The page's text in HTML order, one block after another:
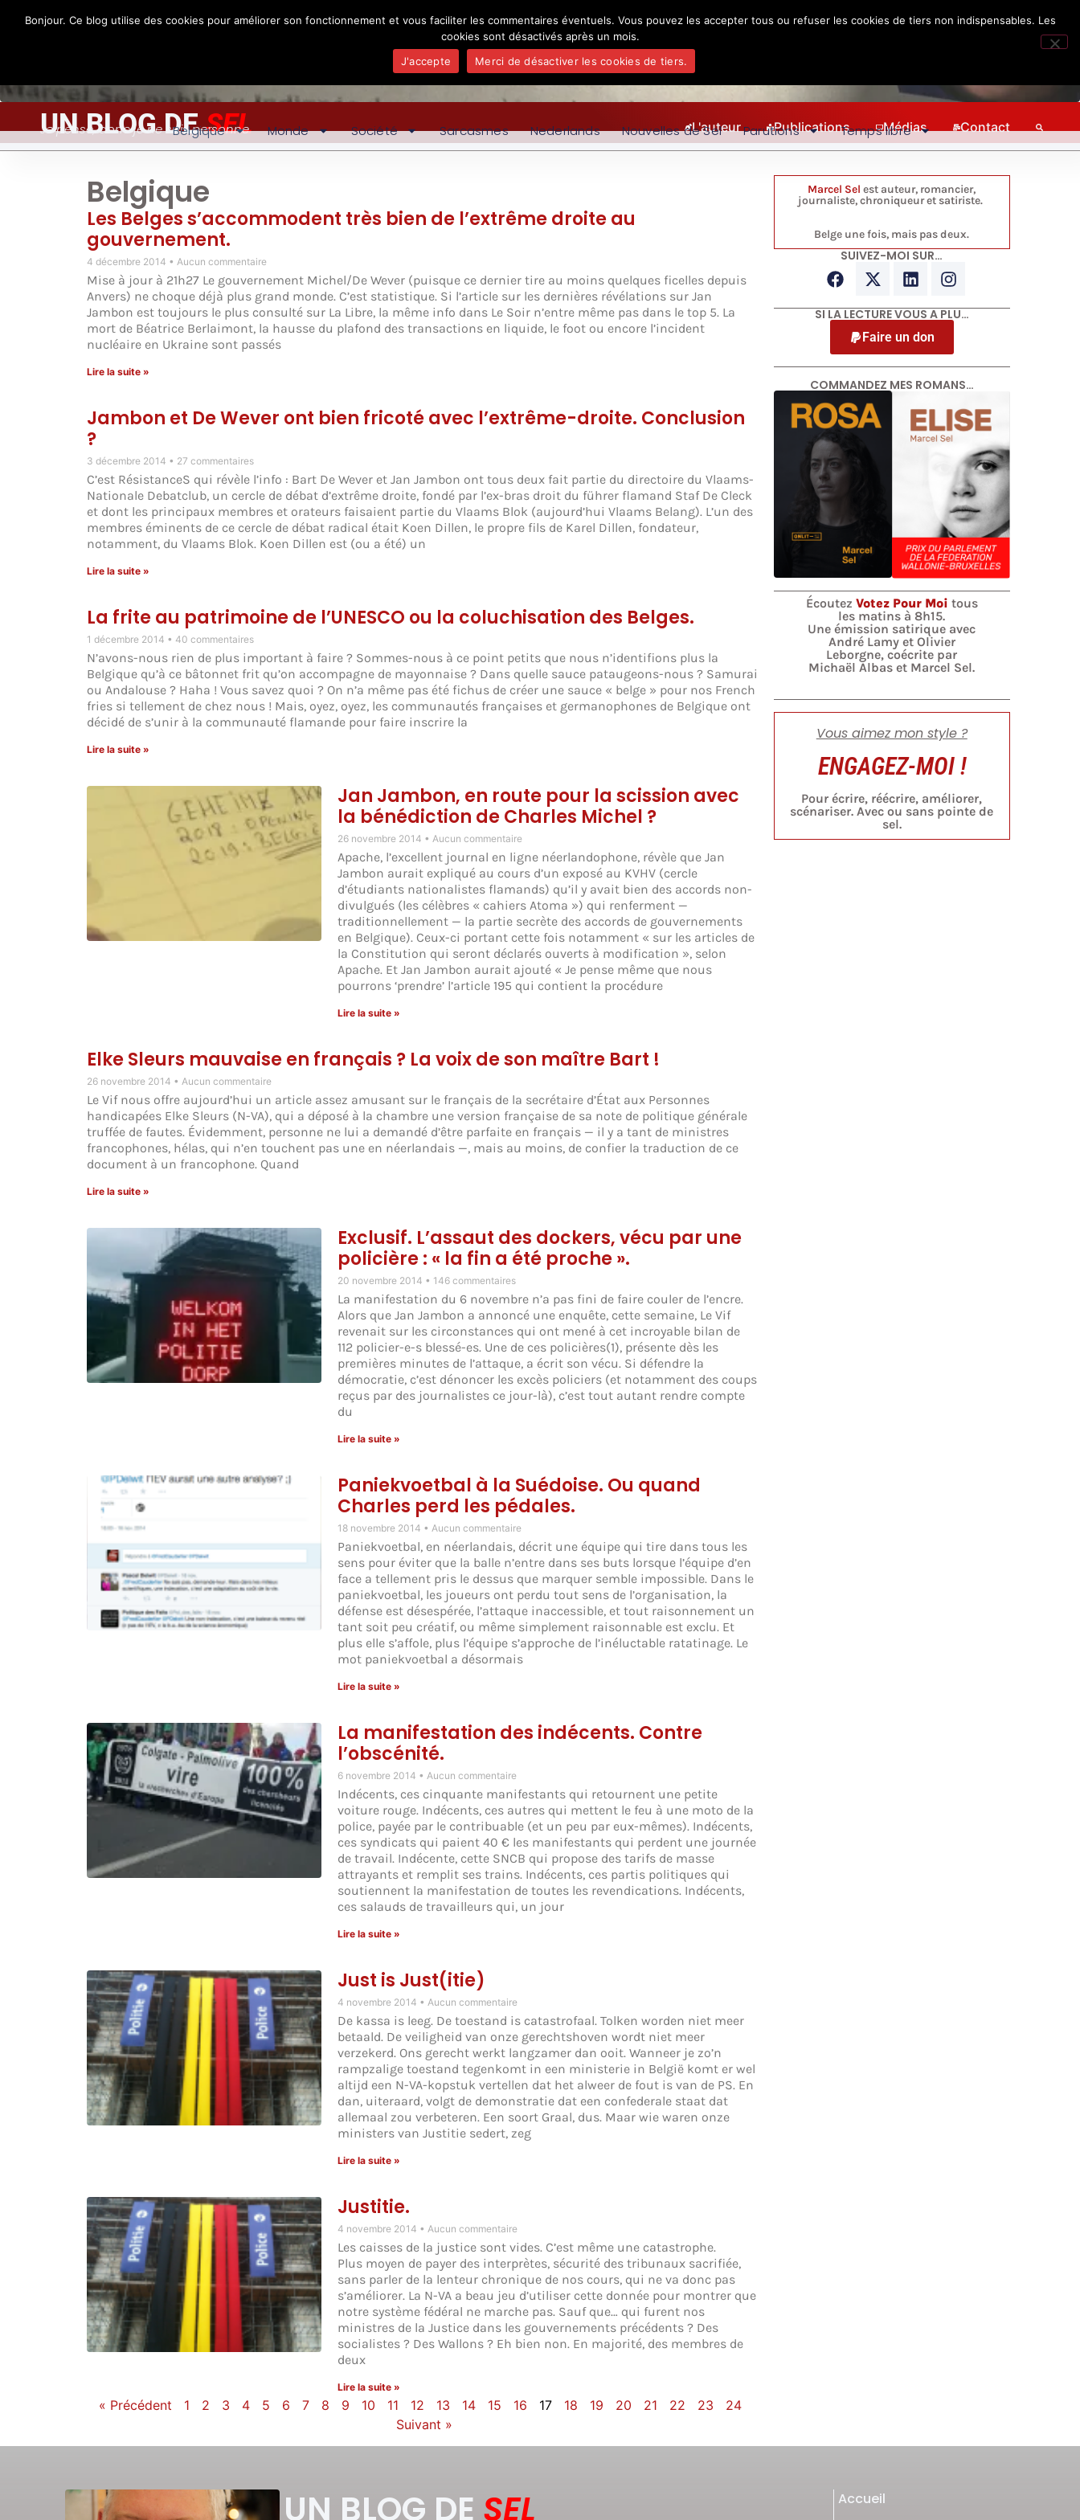
UN BLOG DESEL
Je pense, donc je ne suis personne L'auteur Publications Médias Contact
Belgique Monde Société Sarcasmes Nederlands Nouvelles de Sel Parutions Temps libre
Belgique
Les Belges s’accommodent très bien de l’extrême droite au
gouvernement.
4 décembre 2014 Aucun commentaire
Mise à jour à 21h27 Le gouvernement Michel/De Wever (puisque ce dernier tire au moins quelques ficelles depuis
Anvers) ne choque déjà plus grand monde. C’est statistique. Si l’article sur les dernières révélations sur Jan
Jambon est toujours le plus consulté sur La Libre, la même info dans Le Soir n’entre même pas dans le top 5. La
mort de Béatrice Berlaimont, la hausse du plafond des transactions en liquide, le foot ou encore l’incident
nucléaire en Ukraine sont passés
Lire la suite »
Jambon et De Wever ont bien fricoté avec l’extrême-droite. Conclusion
?
3 décembre 2014 27 commentaires
C’est RésistanceS qui révèle l’info : Bart De Wever et Jan Jambon ont tous deux fait partie du directoire du Vlaams-
Nationale Debatclub, un cercle de débat d’extrême droite, fondé par l’ex-bras droit du führer flamand Staf De Cleck
et dont les principaux membres et orateurs faisaient partie du Vlaams Blok (aujourd’hui Vlaams Belang). L’un des
membres éminents de ce cercle de débat radical était Koen Dillen, le propre fils de Karel Dillen, fondateur,
notamment, du Vlaams Blok. Koen Dillen est (ou a été) un
Lire la suite »
La frite au patrimoine de l’UNESCO ou la coluchisation des Belges.
1 décembre 2014 40 commentaires
N’avons-nous rien de plus important à faire ? Sommes-nous à ce point petits que nous n’identifions plus la
Belgique qu’à ce bâtonnet frit qu’on accompagne de mayonnaise ? Dans quelle sauce pataugeons-nous ? Samurai
ou Andalouse ? Haha ! Vous savez quoi ? On n’a même pas été fichus de créer une sauce « belge » pour nos French
fries si tellement de chez nous ! Mais, oyez, oyez, les communautés françaises et germanophones de Belgique ont
décidé de s’unir à la communauté flamande pour faire inscrire la
Lire la suite »
Jan Jambon, en route pour la scission avec
la bénédiction de Charles Michel ?
26 novembre 2014 Aucun commentaire
Apache, l’excellent journal en ligne néerlandophone, révèle que Jan
Jambon aurait expliqué au cours d’un exposé au KVHV (cercle
d’étudiants nationalistes flamands) qu’il y avait bien des accords non-
divulgués (les célèbres « cahiers Atoma ») qui renferment —
traditionnellement — la partie secrète des accords de gouvernements
en Belgique). Ceux-ci portant cette fois notamment « sur les articles de
la Constitution qui seront déclarés ouverts à modification », selon
Apache. Et Jan Jambon aurait ajouté « Je pense même que nous
pourrons ‘prendre’ l’article 195 qui contient la procédure
Lire la suite »
Elke Sleurs mauvaise en français ? La voix de son maître Bart !
26 novembre 2014 Aucun commentaire
Le Vif nous offre aujourd’hui un article assez amusant sur le français de la secrétaire d’État aux Personnes
handicapées Elke Sleurs (N-VA), qui a déposé à la chambre une version française de sa note de politique générale
truffée de fautes. Évidemment, personne ne lui a demandé d’être parfaite en français — il y a tant de ministres
francophones, hélas, qui n’en touchent pas une en néerlandais —, mais au moins, de confier la traduction de ce
document à un francophone. Quand
Lire la suite »
Exclusif. L’assaut des dockers, vécu par une
policière : « la fin a été proche ».
20 novembre 2014 146 commentaires
La manifestation du 6 novembre n’a pas fini de faire couler de l’encre.
Alors que Jan Jambon a annoncé une enquête, cette semaine, Le Vif
revenait sur les circonstances qui ont mené à cet incroyable bilan de
112 policier-e-s blessé-es. Une de ces policières(1), présente dès les
premières minutes de l’attaque, a écrit son vécu. Si défendre la
démocratie, c’est dénoncer les excès policiers (et notamment des coups
reçus par des journalistes ce jour-là), c’est tout autant rendre compte
du
Lire la suite »
Paniekvoetbal à la Suédoise. Ou quand
Charles perd les pédales.
18 novembre 2014 Aucun commentaire
Paniekvoetbal, en néerlandais, décrit une équipe qui tire dans tous les
sens pour éviter que la balle n’entre dans ses buts lorsque l’équipe d’en
face a tellement pris le dessus que marquer semble impossible. Dans le
paniekvoetbal, les joueurs ont perdu tout sens de l’organisation, la
défense est désespérée, l’attaque inaccessible, et tout raisonnement un
tant soit peu créatif, ou même simplement raisonnable est exclu. Et
plus elle s’affole, plus l’équipe s’approche de l’inéluctable ratatinage. Le
mot paniekvoetbal a désormais
Lire la suite »
La manifestation des indécents. Contre
l’obscénité.
6 novembre 2014 Aucun commentaire
Indécents, ces cinquante manifestants qui retournent une petite
voiture rouge. Indécents, ces autres qui mettent le feu à une moto de la
police, payée par le contribuable (et un peu par eux-mêmes). Indécents,
ces syndicats qui paient 40 € les manifestants qui perdent une journée
de travail. Indécente, cette SNCB qui propose des tarifs de masse
attrayants et remplit ses trains. Indécents, ces partis politiques qui
soutiennent la manifestation de toutes les revendications. Indécents,
ces salauds de travailleurs qui, un jour
Lire la suite »
Just is Just(itie)
4 novembre 2014 Aucun commentaire
De kassa is leeg. De toestand is catastrofaal. Tolken worden niet meer
betaald. De veiligheid van onze gerechtshoven wordt niet meer
verzekerd. Ons gerecht werkt langzamer dan ooit. Wanneer je zo’n
rampzalige toestand tegenkomt in een ministerie in België komt er wel
altijd een N-VA-kopstuk vertellen dat het alweer de fout is van de PS. En
dan, uiteraard, volgt de demonstratie dat een confederale staat dat
allemaal zou verbeteren. Een soort Graal, dus. Maar wie waren onze
ministers van Justitie sedert, zeg
Lire la suite »
Justitie.
4 novembre 2014 Aucun commentaire
Les caisses de la justice sont vides. C’est même une catastrophe.
Plus moyen de payer des interprètes, sécurité des tribunaux sacrifiée,
sans parler de la lenteur chronique de nos cours, qui ne va donc pas
s’améliorer. La N-VA a beau jeu d’utiliser cette donnée pour montrer que
notre système fédéral ne marche pas. Sauf que… qui furent nos
ministres de la Justice dans les gouvernements précédents ? Des
socialistes ? Des Wallons ? Eh bien non. En majorité, des membres de
deux
Lire la suite »
« Précédent 1 2 3 4 5 6 7 8 9 10 11 12 13 14 15 16 17 18 19 20 21 22 23
24
Suivant »
Marcel Sel est auteur, romancier,
journaliste, chroniqueur et satiriste.
Belge une fois, mais pas deux.
SUIVEZ-MOI SUR…
SI LA LECTURE VOUS A PLU…
Faire un don
COMMANDEZ MES ROMANS…
Écoutez Votez Pour Moi tous
les matins à 8h15.
Une émission satirique avec
André Lamy et Olivier
Leborgne, coécrite par
Michaël Albas et Marcel Sel.
Vous aimez mon style ?
ENGAGEZ-MOI !
Pour écrire, réécrire, améliorer,
scénariser. Avec ou sans pointe de
sel.
UN BLOG DE SEL
Accueil
Bonjour. Ce blog utilise des cookies pour améliorer son fonctionnement et vous faciliter les commentaires éventuels. Vous pouvez les accepter tous ou refuser les cookies de tiers non indispensables. Les
cookies sont désactivés après un mois.
J'accepte
Merci de désactiver les cookies de tiers.